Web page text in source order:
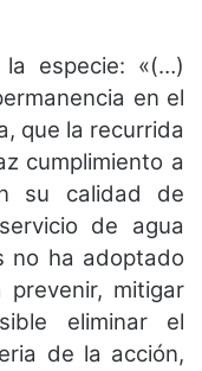
especie: «(…)
en el
que la recurrida
cumplimiento a
su calidad de
de agua
no ha adoptado
prevenir, mitigar
eliminar el
de la acción,